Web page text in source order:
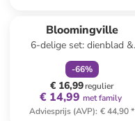
Bloomingville
6-delige set: dienblad &
decoratie "Sanga"
goudkleurig-
(B)22x(H)21x(D)22cm
-66%
€ 16,99regulier
€ 14,99 met family
Adviesprijs (AVP): € 44,90*